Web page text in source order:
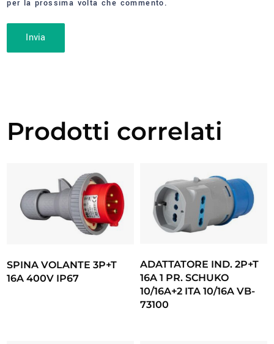
per la prossima volta che commento.
Prodotti correlati
SPINA VOLANTE 3P+T
16A 400V IP67
ADATTATORE IND. 2P+T
16A 1 PR. SCHUKO
10/16A+2 ITA 10/16A VB-
73100